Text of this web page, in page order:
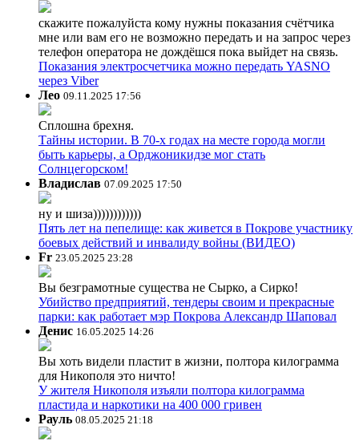
скажите пожалуйста кому нужны показания счётчика
мне или вам его не возможно передать и на запрос через
телефон оператора не дождёшся пока выйдет на связь.
Показания электросчетчика можно передать YASNO
через Viber
Лео 09.11.2025 17:56
Сплошна брехня.
Тайны истории. В 70-х годах на месте города могли
быть карьеры, а Орджоникидзе мог стать
Солнцегорском!
Владислав 07.09.2025 17:50
ну и шиза))))))))))))
Пять лет на пепелище: как живется в Покрове участнику
боевых действий и инвалиду войны (ВИДЕО)
Fr 23.05.2025 23:28
Вы безграмотные существа не Сырко, а Сирко!
Убийство предприятий, тендеры своим и прекрасные
парки: как работает мэр Покрова Александр Шаповал
Денис 16.05.2025 14:26
Вы хоть видели пластит в жизни, полтора килограмма
для Никополя это ничто!
У жителя Никополя изъяли полтора килограмма
пластида и наркотики на 400 000 гривен
Рауль 08.05.2025 21:18